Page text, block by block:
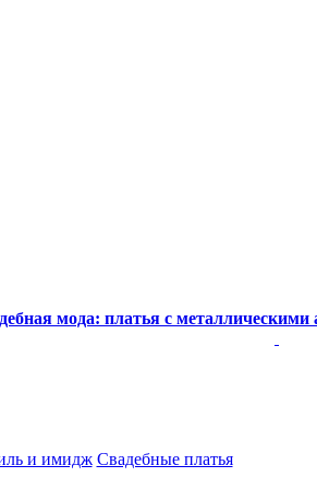
мода: платья с металлическими
и имидж Свадебные платья